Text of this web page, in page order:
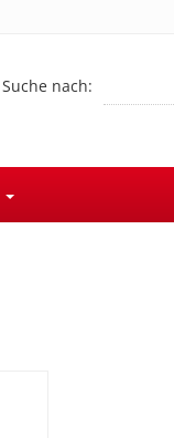
Suche nach: